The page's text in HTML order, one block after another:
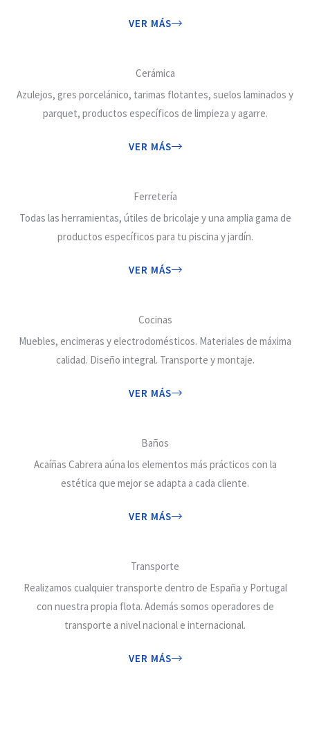
VER MÁS
Cerámica
Azulejos, gres porcelánico, tarimas flotantes, suelos laminados y
parquet, productos específicos de limpieza y agarre.
VER MÁS
Ferretería
Todas las herramientas, útiles de bricolaje y una amplia gama de
productos específicos para tu piscina y jardín.
VER MÁS
Cocinas
Muebles, encimeras y electrodomésticos. Materiales de máxima
calidad. Diseño integral. Transporte y montaje.
VER MÁS
Baños
Acaíñas Cabrera aúna los elementos más prácticos con la
estética que mejor se adapta a cada cliente.
VER MÁS
Transporte
Realizamos cualquier transporte dentro de España y Portugal
con nuestra propia flota. Además somos operadores de
transporte a nivel nacional e internacional.
VER MÁS